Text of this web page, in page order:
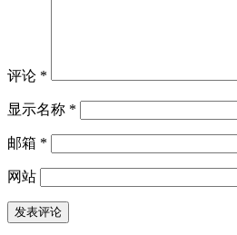
评论 *
显示名称 *
邮箱 *
网站